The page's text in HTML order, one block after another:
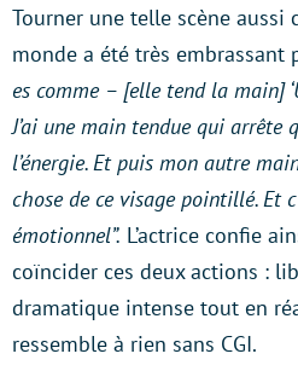
Tourner une telle scène
monde a été très embrassant
es comme – [elle tend la main]
J’ai une main tendue qui arrête
l’énergie. Et puis mon autre
chose de ce visage pointillé. Et
émotionnel”. L’actrice confie
coïncider ces deux actions :
dramatique intense tout en
ressemble à rien sans CGI.